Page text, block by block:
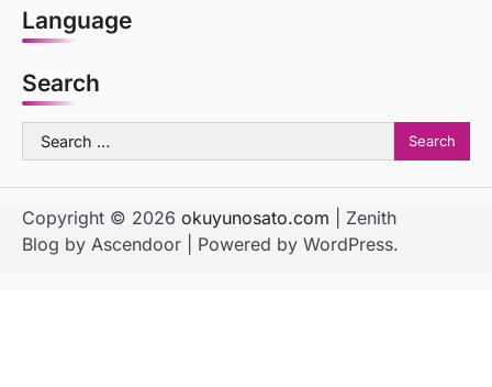
Language
Search
Search
for:
Copyright © 2026 okuyunosato.com | Zenith
Blog by Ascendoor | Powered by WordPress.